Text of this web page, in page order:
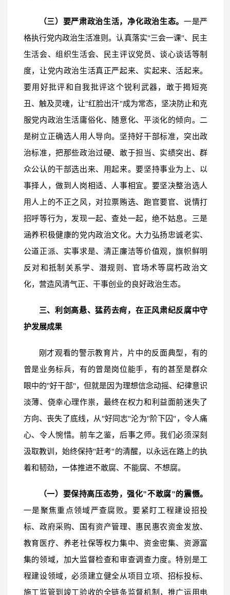
（三）要严肃政治生活，净化政治生态。 一是严
格执行党内政治生活准则。认真落实"三会一课"、民主
生活会、组织生活会、民主评议党员、谈心谈话等制
度，让党内政治生活真正严起来、实起来、活起来。
要用好批评和自我批评这个锐利武器，敢于揭短亮
丑、触及灵魂，让"红脸出汗"成为常态，坚决防止和克
服党内政治生活庸俗化、随意化、平淡化的倾向。二
是树立正确选人用人导向。坚持好干部标准，突出政
治标准，把那些政治过硬、敢于担当、实绩突出、群
众公认的干部选出来、用起来。要坚持事业为上、以
事择人，做到人岗相适、人事相宜。要坚决整治选人
用人上的不正之风，对拉票贿选、跑官要官、说情打
招呼等行为，发现一起、查处一起，绝不姑息。三是
涵养积极健康的党内政治文化。大力弘扬忠诚老实、
公道正派、实事求是、清正廉洁等价值观，旗帜鲜明
反对和抵制关系学、潜规则、官场术等腐朽政治文
化，营造风清气正、干事创业的良好政治生态。
三、利剑高悬、猛药去疴，在正风肃纪反腐中守
护发展成果
刚才观看的警示教育片，片中的反面典型，有的
曾是业务标兵，有的曾是岗位能手，有的甚至是群众
眼中的"好干部"，但就是因为理想信念动摇、纪律意识
淡薄、侥幸心理作祟，最终在权力和利益面前迷失了
方向、丧失了底线，从"好同志"沦为"阶下囚"，令人痛
心、令人惋惜。前车之鉴，后事之师。我们必须深刻
汲取教训，始终保持"赶考"的清醒，以永远在路上的执
着和韧劲，一体推进不敢腐、不能腐、不想腐。
（一）要保持高压态势，强化"不敢腐"的震慑。
一是聚焦重点领域严查腐败。要紧盯工程建设招投
标、政府采购、国有资产管理、惠民惠农资金发放、
教育医疗、养老社保等权力集中、资金密集、资源富
集的领域，加大监督检查和审查调查力度。特别是工
程建设领域，必须建立健全从项目立项、招标投标、
施工监管到竣工验收的全链条监督机制，推广运用电